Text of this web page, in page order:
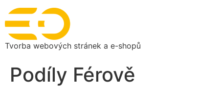
Tvorba webových stránek a e-shopů
Podíly Férově